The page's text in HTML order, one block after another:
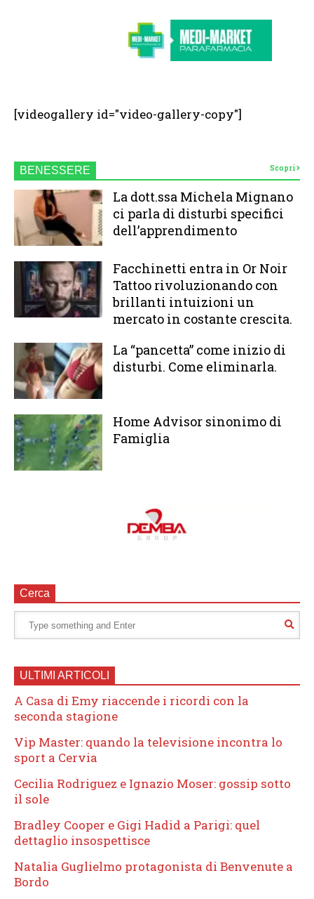
[videogallery id="video-gallery-copy"]
BENESSERE Scopri
La dott.ssa Michela Mignano
ci parla di disturbi specifici
dell’apprendimento
Facchinetti entra in Or Noir
Tattoo rivoluzionando con
brillanti intuizioni un
mercato in costante crescita.
La “pancetta” come inizio di
disturbi. Come eliminarla.
Home Advisor sinonimo di
Famiglia
Cerca
ULTIMI ARTICOLI
A Casa di Emy riaccende i ricordi con la
seconda stagione
Vip Master: quando la televisione incontra lo
sport a Cervia
Cecilia Rodriguez e Ignazio Moser: gossip sotto
il sole
Bradley Cooper e Gigi Hadid a Parigi: quel
dettaglio insospettisce
Natalia Guglielmo protagonista di Benvenute a
Bordo